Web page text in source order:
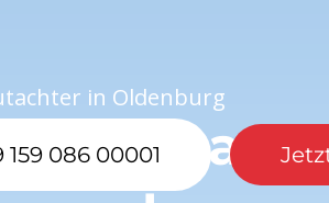
in Oldenburg
159 086 00001‬